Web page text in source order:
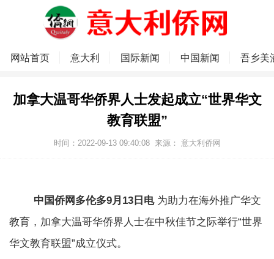
网站首页 意大利 国际新闻 中国新闻 吾乡美
加拿大温哥华侨界人士发起成立“世界华文
教育联盟”
时间：2022-09-13 09:40:08 来源： 意大利侨网
中国侨网多伦多9月13日电为助力在海外推广华文
教育，加拿大温哥华侨界人士在中秋佳节之际举行“世界
华文教育联盟”成立仪式。